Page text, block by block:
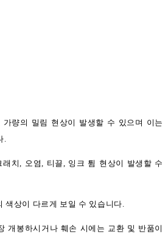
가량의 밀림 현상이 발생할 수 있으며 이는
.
래치, 오염, 티끌, 잉크 튐 현상이 발생할 수
색상이 다르게 보일 수 있습니다.
개봉하시거나 훼손 시에는 교환 및 반품이